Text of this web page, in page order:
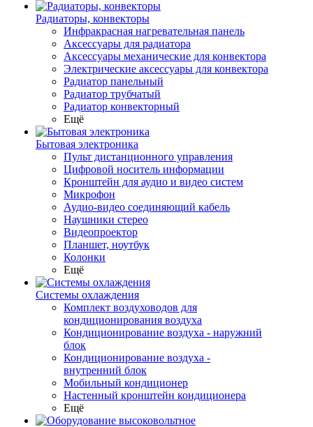
Радиаторы, конвекторы
Инфракрасная нагревательная панель
Аксессуары для радиатора
Аксессуары механические для конвектора
Электрические аксессуары для конвектора
Радиатор панельный
Радиатор трубчатый
Радиатор конвекторный
Ещё
Бытовая электроника
Пульт дистанционного управления
Цифровой носитель информации
Кронштейн для аудио и видео систем
Микрофон
Аудио-видео соединяющий кабель
Наушники стерео
Видеопроектор
Планшет, ноутбук
Колонки
Ещё
Системы охлаждения
Комплект воздуховодов для
кондиционирования воздуха
Кондиционирование воздуха - наружний
блок
Кондиционирование воздуха -
внутренний блок
Мобильный кондиционер
Настенный кронштейн кондиционера
Ещё